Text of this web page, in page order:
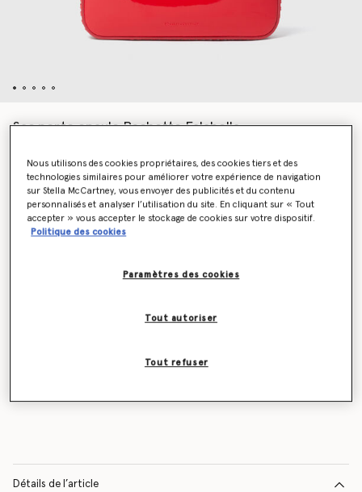
Sac porte epaule Pochette Falabella
Couleur Rouge vermeil
Soyez informé(e) en priorité du retour en stock
Détails de l’article
Nous utilisons des cookies propriétaires, des cookies tiers et des
technologies similaires pour améliorer votre expérience de navigation
sur Stella McCartney, vous envoyer des publicités et du contenu
personnalisés et analyser l’utilisation du site. En cliquant sur « Tout
accepter » vous accepter le stockage de cookies sur votre dispositif.
Politique des cookies
Paramètres des cookies
Tout refuser
Tout autoriser